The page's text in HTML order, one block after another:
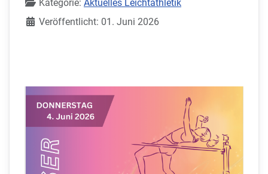
Kategorie: Aktuelles Leichtathletik
Veröffentlicht: 01. Juni 2026